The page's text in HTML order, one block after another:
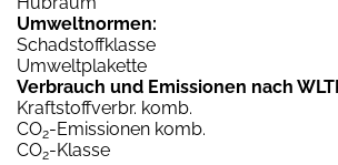
Umweltnormen:
Schadstoffklasse
Umweltplakette
Verbrauch und Emissionen nach
Kraftstoffverbr. komb.
CO2-Emissionen komb.
CO2-Klasse